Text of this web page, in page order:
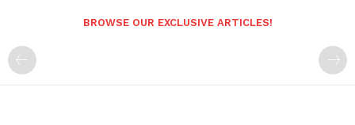
BROWSE OUR EXCLUSIVE ARTICLES!